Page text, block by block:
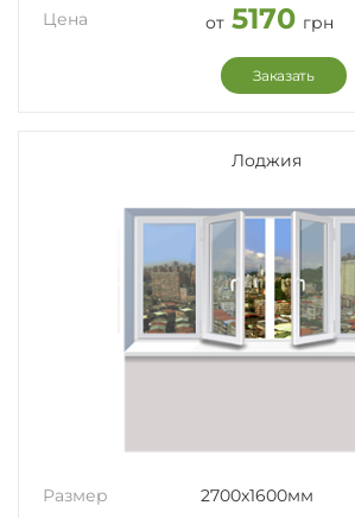
Цена
от 5170 грн
Заказать
Лоджия
Размер
2700x1600мм